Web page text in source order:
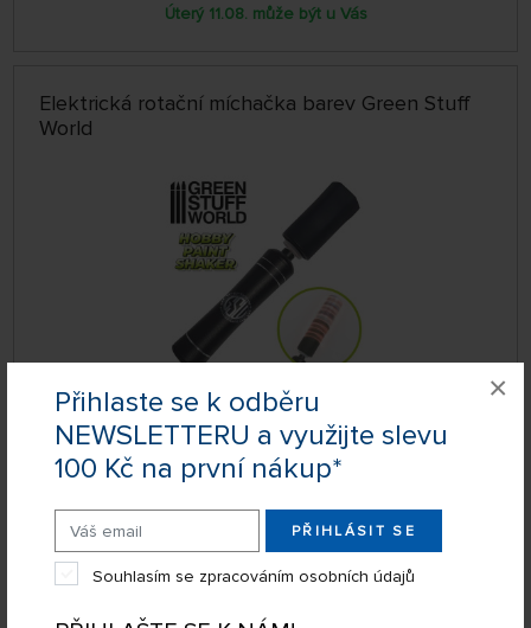
Přihlaste se k odběru
NEWSLETTERU a využijte slevu
100 Kč na první nákup*
PŘIHLÁSIT SE
Souhlasím se zpracováním osobních údajů
×
Úterý 11.08. může být u Vás
Elektrická rotační míchačka barev Green Stuff
World
619 Kč
NEDOSTUPNÉ
Filtrační kalíšky (2 ks)